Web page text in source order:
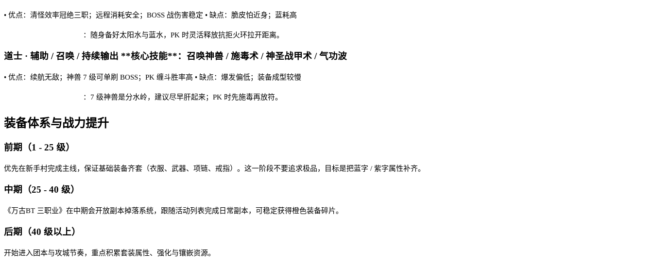
• 优点：清怪效率冠绝三职；远程消耗安全；BOSS 战伤害稳定 • 缺点：脆皮怕近身；蓝耗高
：随身备好太阳水与蓝水，PK 时灵活释放抗拒火环拉开距离。
道士 · 辅助 / 召唤 / 持续输出 **核心技能**：召唤神兽 / 施毒术 / 神圣战甲术 / 气功波
• 优点：续航无敌；神兽 7 级可单刷 BOSS；PK 缠斗胜率高 • 缺点：爆发偏低；装备成型较慢
：7 级神兽是分水岭，建议尽早肝起来；PK 时先施毒再放符。
装备体系与战力提升
前期（1 - 25 级）
优先在新手村完成主线，保证基础装备齐套（衣服、武器、项链、戒指）。这一阶段不要追求极品，目标是把蓝字 / 紫字属性补齐。
中期（25 - 40 级）
《万古BT 三职业》在中期会开放副本掉落系统，跟随活动列表完成日常副本，可稳定获得橙色装备碎片。
后期（40 级以上）
开始进入团本与攻城节奏，重点积累套装属性、强化与镶嵌资源。